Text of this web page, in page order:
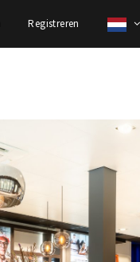
Registreren